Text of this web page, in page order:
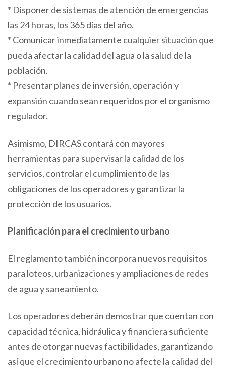
* Disponer de sistemas de atención de emergencias
las 24 horas, los 365 días del año.
* Comunicar inmediatamente cualquier situación que
pueda afectar la calidad del agua o la salud de la
población.
* Presentar planes de inversión, operación y
expansión cuando sean requeridos por el organismo
regulador.
Asimismo, DIRCAS contará con mayores
herramientas para supervisar la calidad de los
servicios, controlar el cumplimiento de las
obligaciones de los operadores y garantizar la
protección de los usuarios.
Planificación para el crecimiento urbano
El reglamento también incorpora nuevos requisitos
para loteos, urbanizaciones y ampliaciones de redes
de agua y saneamiento.
Los operadores deberán demostrar que cuentan con
capacidad técnica, hidráulica y financiera suficiente
antes de otorgar nuevas factibilidades, garantizando
así que el crecimiento urbano no afecte la calidad del